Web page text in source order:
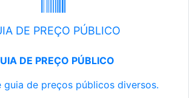
DE PREÇO PÚBLICO
DE PREÇO PÚBLICO
guia de preços públicos diversos.